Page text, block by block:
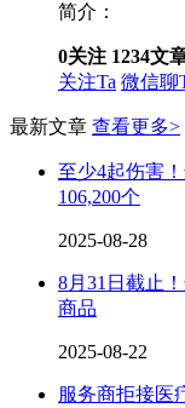
简介：
0关注 1234文
关注Ta 微信聊
最新文章 查看更多>
至少4起伤害
106,200个
2025-08-28
8月31日截止
商品
2025-08-22
服务商拒接医